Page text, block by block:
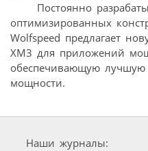
Постоянно
оптимизированных
Wolfspeed предлагает
XM3 для приложений
обеспечивающую лучшую
мощности.
Наши журналы: